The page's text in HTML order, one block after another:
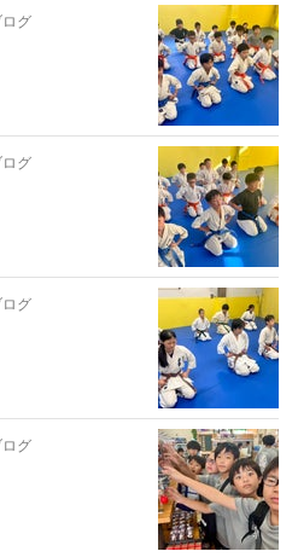
グ
グ
グ
グ